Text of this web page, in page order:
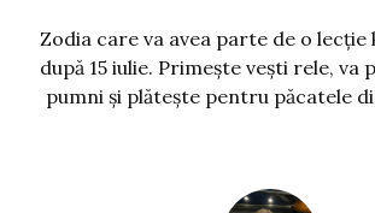
Zodia care va avea parte de o lecție
după 15 iulie. Primește vești rele, va
pumni și plătește pentru păcatele